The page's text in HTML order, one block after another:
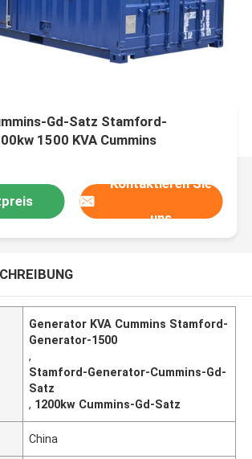
Gd-Satz Stamford-
1500 KVA Cummins
Kontaktieren Sie
uns
Generator KVA Cummins Stamford-
Generator-1500
,
Stamford-Generator-Cummins-Gd-
Satz
, 1200kw Cummins-Gd-Satz
China